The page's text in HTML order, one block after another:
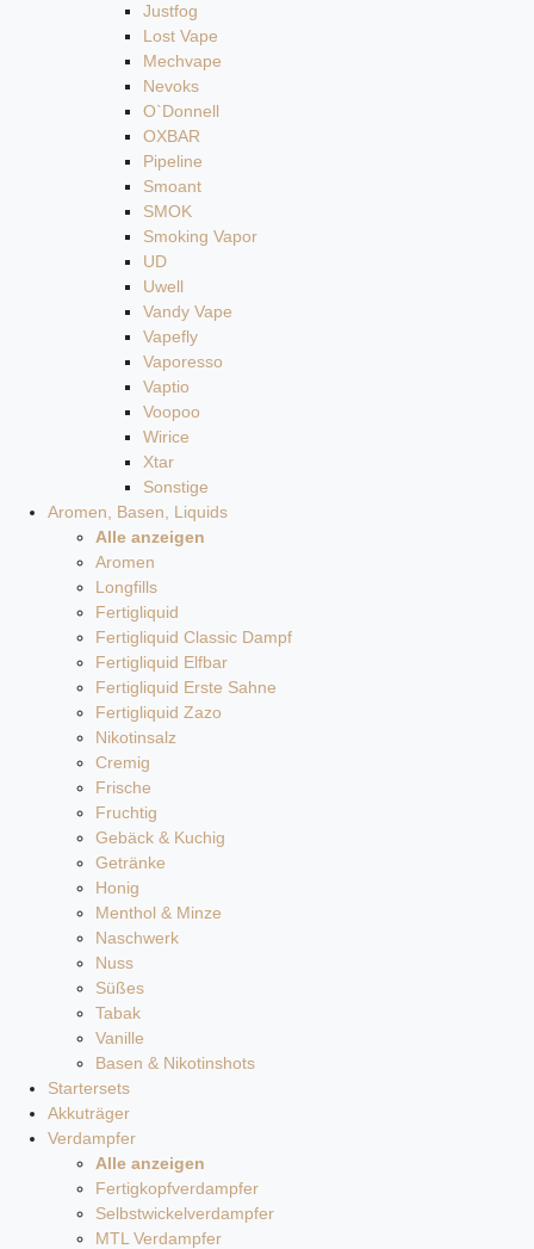
Justfog
Lost Vape
Mechvape
Nevoks
O`Donnell
OXBAR
Pipeline
Smoant
SMOK
Smoking Vapor
UD
Uwell
Vandy Vape
Vapefly
Vaporesso
Vaptio
Voopoo
Wirice
Xtar
Sonstige
Aromen, Basen, Liquids
Alle anzeigen
Aromen
Longfills
Fertigliquid
Fertigliquid Classic Dampf
Fertigliquid Elfbar
Fertigliquid Erste Sahne
Fertigliquid Zazo
Nikotinsalz
Cremig
Frische
Fruchtig
Gebäck & Kuchig
Getränke
Honig
Menthol & Minze
Naschwerk
Nuss
Süßes
Tabak
Vanille
Basen & Nikotinshots
Startersets
Akkuträger
Verdampfer
Alle anzeigen
Fertigkopfverdampfer
Selbstwickelverdampfer
MTL Verdampfer